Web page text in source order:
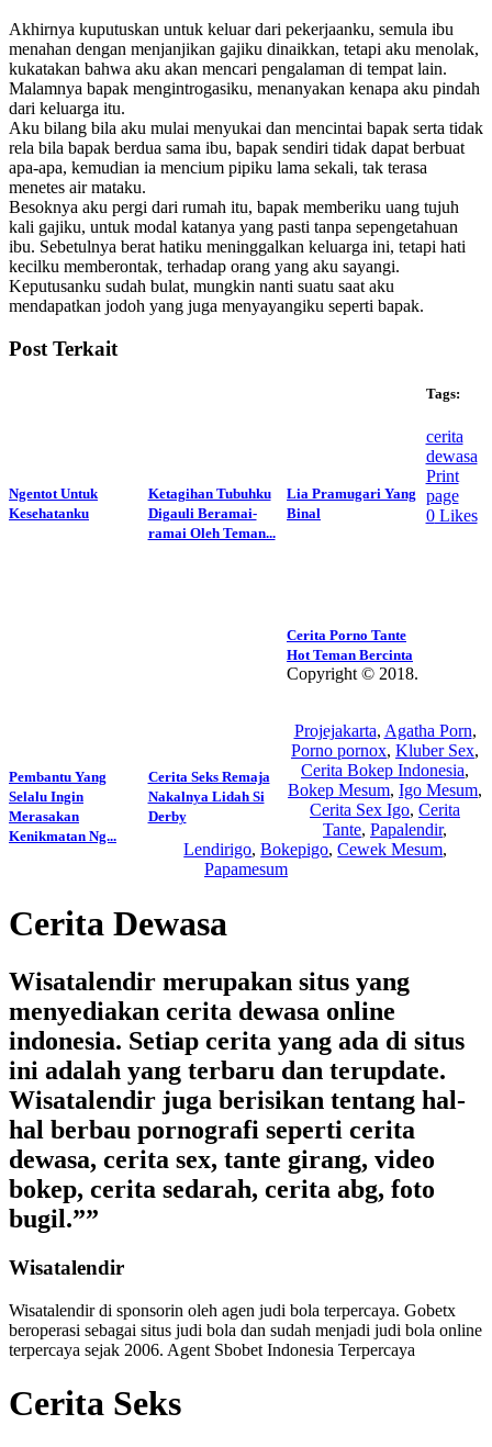
Akhirnya kuputuskan untuk keluar dari pekerjaanku, semula ibu
menahan dengan menjanjikan gajiku dinaikkan, tetapi aku menolak,
kukatakan bahwa aku akan mencari pengalaman di tempat lain.
Malamnya bapak mengintrogasiku, menanyakan kenapa aku pindah
dari keluarga itu.
Aku bilang bila aku mulai menyukai dan mencintai bapak serta tidak
rela bila bapak berdua sama ibu, bapak sendiri tidak dapat berbuat
apa-apa, kemudian ia mencium pipiku lama sekali, tak terasa
menetes air mataku.
Besoknya aku pergi dari rumah itu, bapak memberiku uang tujuh
kali gajiku, untuk modal katanya yang pasti tanpa sepengetahuan
ibu. Sebetulnya berat hatiku meninggalkan keluarga ini, tetapi hati
kecilku memberontak, terhadap orang yang aku sayangi.
Keputusanku sudah bulat, mungkin nanti suatu saat aku
mendapatkan jodoh yang juga menyayangiku seperti bapak.
Post Terkait
Ngentot Untuk
Kesehatanku
Ketagihan Tubuhku
Digauli Beramai-
ramai Oleh Teman...
Lia Pramugari Yang
Binal
Cerita Porno Tante
Hot Teman Bercinta
Pembantu Yang
Selalu Ingin
Merasakan
Kenikmatan Ng...
Cerita Seks Remaja
Nakalnya Lidah Si
Derby
Tags:
cerita
dewasa
Print
page
0Likes
Copyright © 2018.
Projejakarta, Agatha Porn,
Porno pornox, Kluber Sex,
Cerita Bokep Indonesia,
Bokep Mesum, Igo Mesum,
Cerita Sex Igo, Cerita
Tante, Papalendir,
Lendirigo,Bokepigo,Cewek Mesum,
Papamesum
Cerita Dewasa
Wisatalendir merupakan situs yang
menyediakan cerita dewasa online
indonesia. Setiap cerita yang ada di situs
ini adalah yang terbaru dan terupdate.
Wisatalendir juga berisikan tentang hal-
hal berbau pornografi seperti cerita
dewasa, cerita sex, tante girang, video
bokep, cerita sedarah, cerita abg, foto
bugil.””
Wisatalendir
Wisatalendir di sponsorin oleh agen judi bola terpercaya. Gobetx
beroperasi sebagai situs judi bola dan sudah menjadi judi bola online
terpercaya sejak 2006. Agent Sbobet Indonesia Terpercaya
Cerita Seks